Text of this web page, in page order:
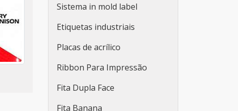
adesivas promocionais
Etiqueta adesiva redonda
personalizado
Sistema in mold label
Etiquetas industriais
Placas de acrílico
Ribbon Para Impressão
Fita Dupla Face
Fita Banana